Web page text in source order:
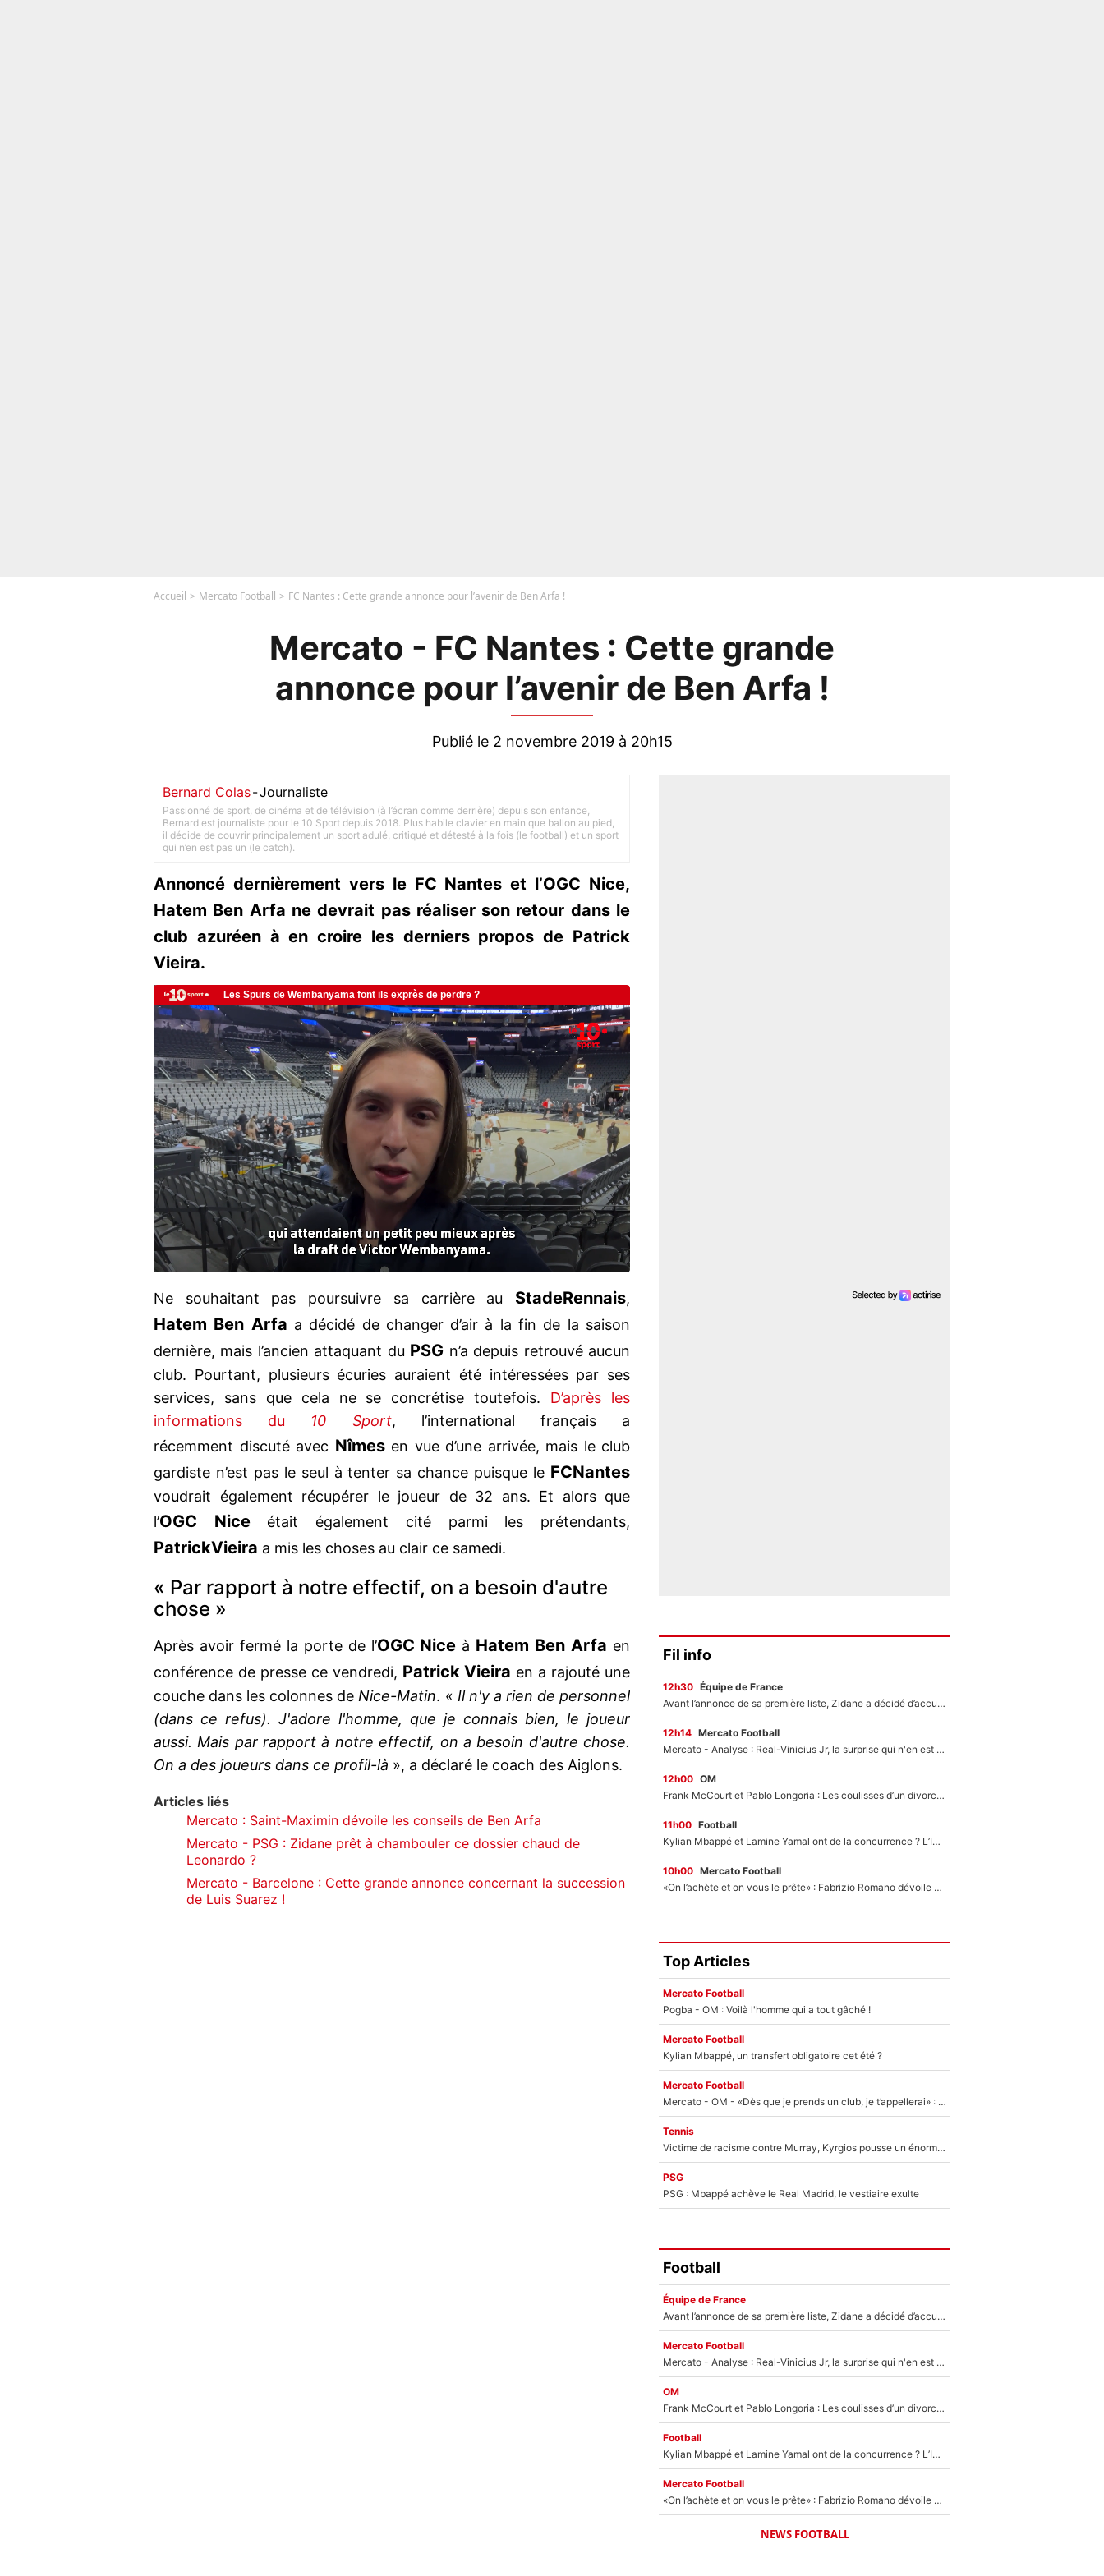
Accueil Mercato Football FC Nantes : Cette grande annonce pour l’avenir de Ben Arfa !
Mercato - FC Nantes : Cette grande
annonce pour l’avenir de Ben Arfa !
Publié le 2 novembre 2019 à 20h15
Bernard Colas-Journaliste
Passionné de sport, de cinéma et de télévision (à l’écran comme derrière) depuis son enfance,
Bernard est journaliste pour le 10 Sport depuis 2018. Plus habile clavier en main que ballon au pied,
il décide de couvrir principalement un sport adulé, critiqué et détesté à la fois (le football) et un sport
qui n’en est pas un (le catch).
Annoncé dernièrement vers le FC Nantes et l’OGC Nice,
Hatem Ben Arfa ne devrait pas réaliser son retour dans le
club azuréen à en croire les derniers propos de Patrick
Vieira.
Ne souhaitant pas poursuivre sa carrière au StadeRennais,
Hatem Ben Arfa a décidé de changer d’air à la fin de la saison
dernière, mais l’ancien attaquant du PSG n’a depuis retrouvé aucun
club. Pourtant, plusieurs écuries auraient été intéressées par ses
services, sans que cela ne se concrétise toutefois. D’après les
informations du 10 Sport, l’international français a
récemment discuté avec Nîmesen vue d’une arrivée, mais le club
gardiste n’est pas le seul à tenter sa chance puisque le FCNantes
voudrait également récupérer le joueur de 32 ans. Et alors que
l’OGC Niceétait également cité parmi les prétendants,
PatrickVieira a mis les choses au clair ce samedi.
« Par rapport à notre effectif, on a besoin d'autre
chose »
Après avoir fermé la porte de l’OGC Nice à Hatem Ben Arfa en
conférence de presse ce vendredi, Patrick Vieira en a rajouté une
couche dans les colonnes deNice-Matin. « Il n'y a rien de personnel
(dans ce refus). J'adore l'homme, que je connais bien, le joueur
aussi. Mais par rapport à notre effectif, on a besoin d'autre chose.
On a des joueurs dans ce profil-là », a déclaré le coach des Aiglons.
Articles liés
Mercato : Saint-Maximin dévoile les conseils de Ben Arfa
Mercato - PSG : Zidane prêt à chambouler ce dossier chaud de
Leonardo ?
Mercato - Barcelone : Cette grande annonce concernant la succession
de Luis Suarez !
Fil info
12h30 Équipe de France
Avant l’annonce de sa première liste, Zidane a décidé d’accueillir une nouvelle tête en équipe de France
12h14 Mercato Football
Mercato - Analyse : Real-Vinicius Jr, la surprise qui n'en est pas une...
12h00 OM
Frank McCourt et Pablo Longoria : Les coulisses d’un divorce coûteux qui ruine l’OM à petit feu…
11h00 Football
Kylian Mbappé et Lamine Yamal ont de la concurrence ? L’IA annonce les 5 joueurs qui vont dominer le football dans les années à venir !
10h00 Mercato Football
«On l’achète et on vous le prête» : Fabrizio Romano dévoile déjà la stratégie du PSG avec le transfert de Zion Suzuki !
Top Articles
Mercato Football
Pogba - OM : Voilà l'homme qui a tout gâché !
Mercato Football
Kylian Mbappé, un transfert obligatoire cet été ?
Mercato Football
Mercato - OM - «Dès que je prends un club, je t’appellerai» : La promesse de Marcelino au moment de claquer la porte
Tennis
Victime de racisme contre Murray, Kyrgios pousse un énorme coup de gueule !
PSG
PSG : Mbappé achève le Real Madrid, le vestiaire exulte
Football
Équipe de France
Avant l’annonce de sa première liste, Zidane a décidé d’accueillir une nouvelle tête en équipe de France
Mercato Football
Mercato - Analyse : Real-Vinicius Jr, la surprise qui n'en est pas une...
OM
Frank McCourt et Pablo Longoria : Les coulisses d’un divorce coûteux qui ruine l’OM à petit feu…
Football
Kylian Mbappé et Lamine Yamal ont de la concurrence ? L’IA annonce les 5 joueurs qui vont dominer le football dans les années à venir !
Mercato Football
«On l’achète et on vous le prête» : Fabrizio Romano dévoile déjà la stratégie du PSG avec le transfert de Zion Suzuki !
NEWS FOOTBALL